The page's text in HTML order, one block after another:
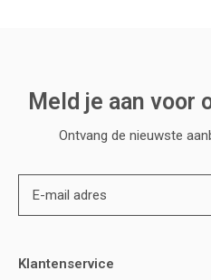
Meld je aan voor
Ontvang de nieuwste
Klantenservice